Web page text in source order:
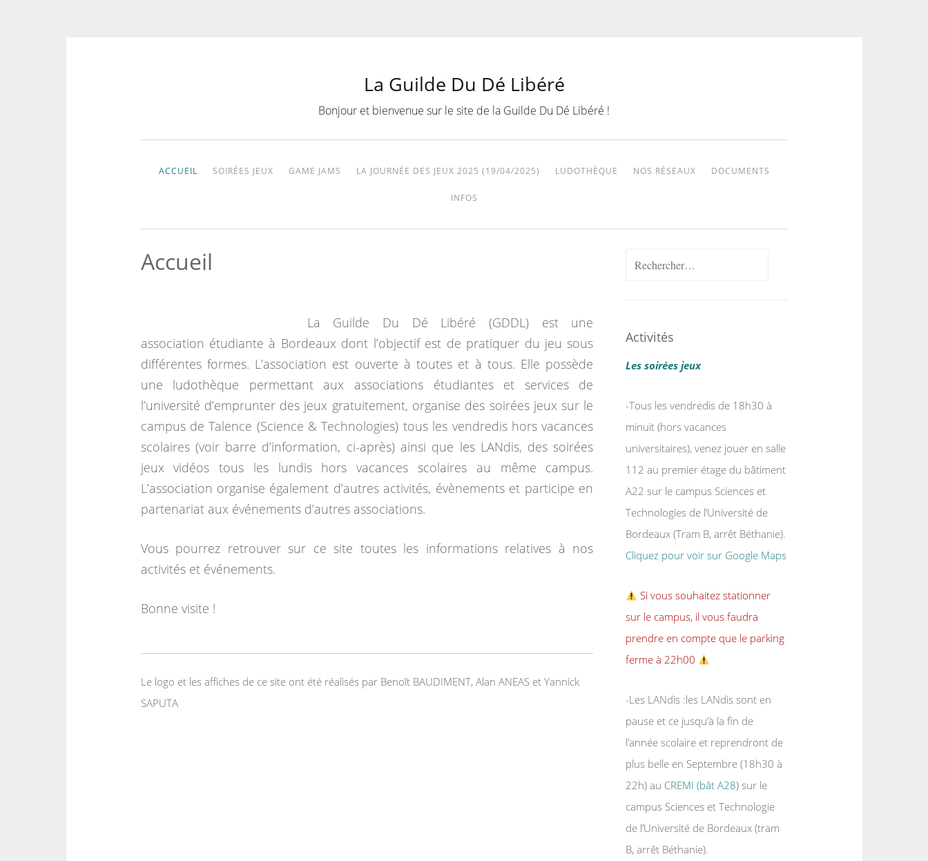
La Guilde Du Dé Libéré
Bonjour et bienvenue sur le site de la Guilde Du Dé Libéré !
ACCUEIL SOIRÉES JEUX GAME JAMS LA JOURNÉE DES JEUX 2025 (19/04/2025) LUDOTHÈQUE NOS RÉSEAUX DOCUMENTS
INFOS
Accueil
La Guilde Du Dé Libéré (GDDL) est une
association étudiante à Bordeaux dont l’objectif est de pratiquer du jeu sous
différentes formes. L’association est ouverte à toutes et à tous. Elle possède
une ludothèque permettant aux associations étudiantes et services de
l’université d’emprunter des jeux gratuitement, organise des soirées jeux sur le
campus de Talence (Science & Technologies) tous les vendredis hors vacances
scolaires (voir barre d’information, ci-après) ainsi que les LANdis, des soirées
jeux vidéos tous les lundis hors vacances scolaires au même campus.
L’association organise également d’autres activités, évènements et participe en
partenariat aux événements d’autres associations.
Vous pourrez retrouver sur ce site toutes les informations relatives à nos
activités et événements.
Bonne visite !
Le logo et les affiches de ce site ont été réalisés par Benoît BAUDIMENT, Alan ANEAS et Yannick
SAPUTA
Rechercher :
Activités
Les soirées jeux
-Tous les vendredis de 18h30 à
minuit (hors vacances
universitaires), venez jouer en salle
112 au premier étage du bâtiment
A22 sur le campus Sciences et
Technologies de l’Université de
Bordeaux (Tram B, arrêt Béthanie).
Cliquez pour voir sur Google Maps
Si vous souhaitez stationner
sur le campus, il vous faudra
prendre en compte que le parking
ferme à 22h00
-Les LANdis :les LANdis sont en
pause et ce jusqu’à la fin de
l’année scolaire et reprendront de
plus belle en Septembre (18h30 à
22h) au CREMI (bât A28) sur le
campus Sciences et Technologie
de l’Université de Bordeaux (tram
B, arrêt Béthanie).